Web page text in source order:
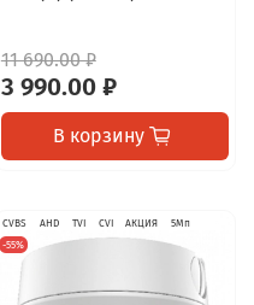
11 690.00 ₽
3 990.00 ₽
В корзину
CVBS AHD TVI CVI АКЦИЯ
5Мп
-55%